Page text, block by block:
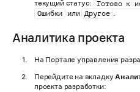
текущий статус:
Готово к
Ошибки
или Другое
Аналитика проекта
На Портале управления
Перейдите на вкладку
проекта разработки: